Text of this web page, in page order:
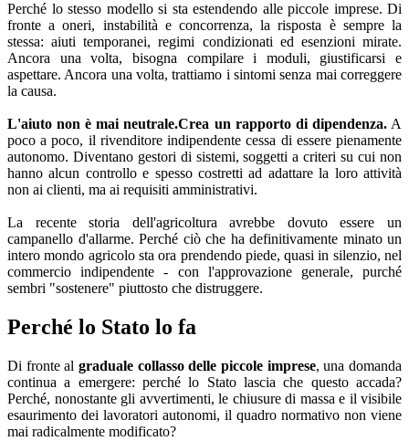
Perché lo stesso modello si sta estendendo alle piccole imprese. Di
fronte a oneri, instabilità e concorrenza, la risposta è sempre la
stessa: aiuti temporanei, regimi condizionati ed esenzioni mirate.
Ancora una volta, bisogna compilare i moduli, giustificarsi e
aspettare. Ancora una volta, trattiamo i sintomi senza mai correggere
la causa.
L'aiuto non è mai neutrale.Crea un rapporto di dipendenza.A
poco a poco, il rivenditore indipendente cessa di essere pienamente
autonomo. Diventano gestori di sistemi, soggetti a criteri su cui non
hanno alcun controllo e spesso costretti ad adattare la loro attività
non ai clienti, ma ai requisiti amministrativi.
La recente storia dell'agricoltura avrebbe dovuto essere un
campanello d'allarme. Perché ciò che ha definitivamente minato un
intero mondo agricolo sta ora prendendo piede, quasi in silenzio, nel
commercio indipendente - con l'approvazione generale, purché
sembri "sostenere" piuttosto che distruggere.
Perché lo Stato lo fa
Di fronte al graduale collasso delle piccole imprese, una domanda
continua a emergere: perché lo Stato lascia che questo accada?
Perché, nonostante gli avvertimenti, le chiusure di massa e il visibile
esaurimento dei lavoratori autonomi, il quadro normativo non viene
mai radicalmente modificato?